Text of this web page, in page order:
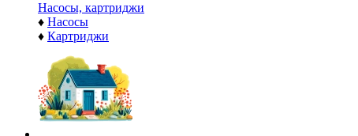
Насосы, картриджи
♦ Насосы
♦ Картриджи